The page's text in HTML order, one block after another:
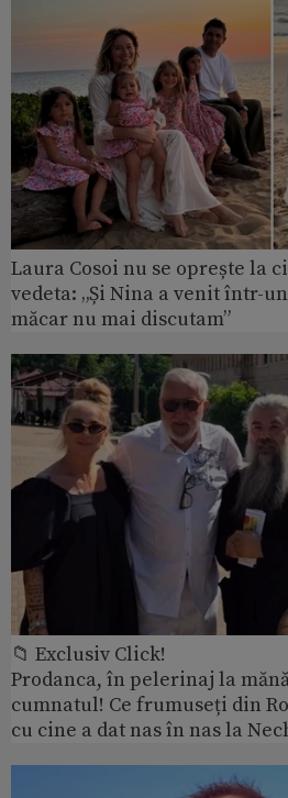
Laura Cosoi nu se oprește la
vedeta: „Și Nina a venit într-
măcar nu mai discutam”
📁 Exclusiv Click!
Prodanca, în pelerinaj la
cumnatul! Ce frumuseți din
cu cine a dat nas în nas la